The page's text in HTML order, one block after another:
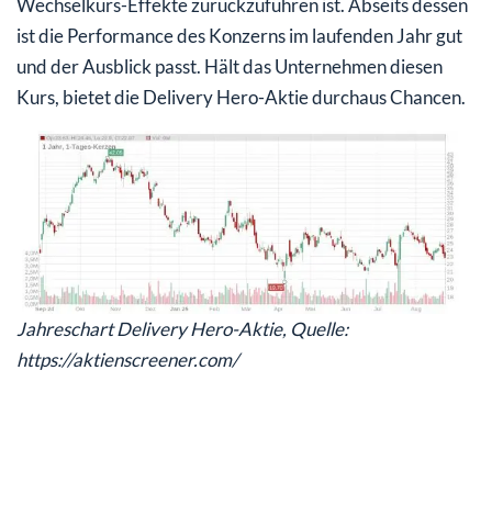
Wechselkurs-Effekte zurückzuführen ist. Abseits dessen
ist die Performance des Konzerns im laufenden Jahr gut
und der Ausblick passt. Hält das Unternehmen diesen
Kurs, bietet die Delivery Hero-Aktie durchaus Chancen.
Jahreschart Delivery Hero-Aktie, Quelle:
https://aktienscreener.com/